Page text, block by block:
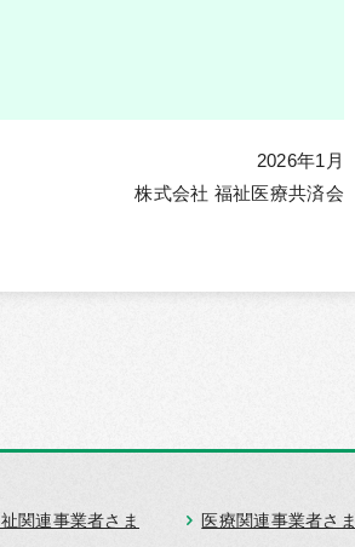
2026年1月
株式会社 福祉医療共済会
関連事業者さま 医療関連事業者さま